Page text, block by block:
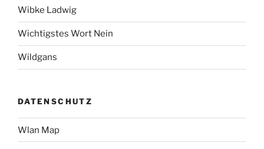
Wibke Ladwig
Wichtigstes Wort Nein
Wildgans
DATENSCHUTZ
Wlan Map